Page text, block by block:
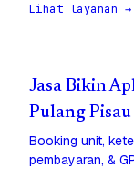
Lihat layanan →
Jasa Bikin
Pulang Pisau
Booking unit,
pembayaran, &